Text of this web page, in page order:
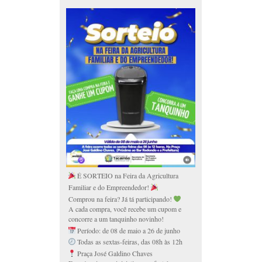
É SORTEIO na Feira da Agricultura
Familiar e do Empreendedor!
Comprou na feira? Já tá participando!
A cada compra, você recebe um cupom e
concorre a um tanquinho novinho!
Período: de 08 de maio a 26 de junho
Todas as sextas-feiras, das 08h às 12h
Praça José Galdino Chaves